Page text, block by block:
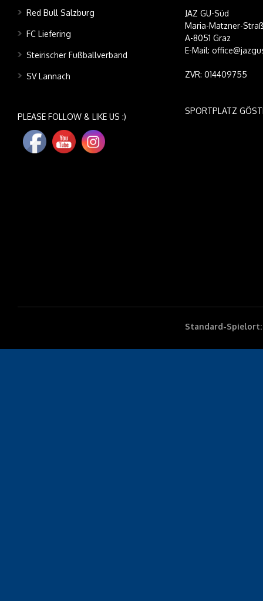
Red Bull Salzburg
FC Liefering
Steirischer Fußballverband
SV Lannach
PLEASE FOLLOW & LIKE US :)
JAZ GU-Süd
Maria-Matzner-
A-8051 Graz
E-Mail:
ZVR: 014409755
SPORTPLATZ
Standard-Spielort: